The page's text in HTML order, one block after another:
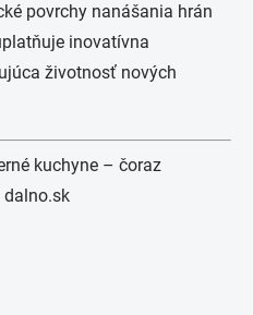
povrchy nanášania hrán
inovatívna
životnosť nových
kuchyne – čoraz
dalno.sk